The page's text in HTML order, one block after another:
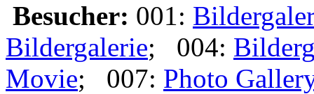
Besucher: 001:
Bildergalerie; 004:
Movie; 007: Photo